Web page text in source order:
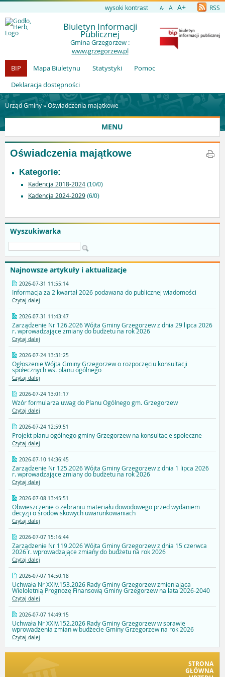
wysoki kontrast A- A A+ RSS
Biuletyn Informacji
Publicznej
Gmina Grzegorzew :
www.grzegorzew.pl
BIP
Mapa Biuletynu Statystyki
Pomoc
Deklaracja dostępności
Urząd Gminy »Oświadczenia majątkowe
MENU
Wyszukiwarka
Najnowsze artykuły i aktualizacje
2026-07-31 11:55:14
Informacja za 2 kwartał 2026 podawana do publicznej wiadomości
Czytaj dalej
2026-07-31 11:43:47
Zarządzenie Nr 126.2026 Wójta Gminy Grzegorzew z dnia 29 lipca 2026
r. wprowadzające zmiany do budżetu na rok 2026
Czytaj dalej
2026-07-24 13:31:25
Ogłoszenie Wójta Gminy Grzegorzew o rozpoczęciu konsultacji
społecznych ws. planu ogólnego
Czytaj dalej
2026-07-24 13:01:17
Wzór formularza uwag do Planu Ogólnego gm. Grzegorzew
Czytaj dalej
2026-07-24 12:59:51
Projekt planu ogólnego gminy Grzegorzew na konsultacje społeczne
Czytaj dalej
2026-07-10 14:36:45
Zarządzenie Nr 125.2026 Wójta Gminy Grzegorzew z dnia 1 lipca 2026
r. wprowadzające zmiany do budżetu na rok 2026
Czytaj dalej
2026-07-08 13:45:51
Obwieszczenie o zebraniu materiału dowodowego przed wydaniem
decyzji o środowiskowych uwarunkowaniach
Czytaj dalej
2026-07-07 15:16:44
Zarządzenie Nr 119.2026 Wójta Gminy Grzegorzew z dnia 15 czerwca
2026 r. wprowadzające zmiany do budżetu na rok 2026
Czytaj dalej
2026-07-07 14:50:18
Uchwała Nr XXIV.153.2026 Rady Gminy Grzegorzew zmieniająca
Wieloletnią Prognozę Finansową Gminy Grzegorzew na lata 2026-2040
Czytaj dalej
2026-07-07 14:49:15
Uchwała Nr XXIV.152.2026 Rady Gminy Grzegorzew w sprawie
wprowadzenia zmian w budżecie Gminy Grzegorzew na rok 2026
Czytaj dalej
STRONA
GŁÓWNA
Oświadczenia majątkowe
Kategorie:
Kadencja 2018-2024 (10/0)
Kadencja 2024-2029 (6/0)